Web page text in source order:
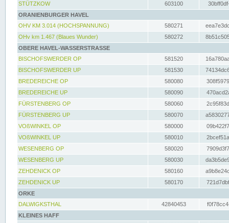
STÜTZKOW
603100
ORANIENBURGER HAVEL
OHV KM 3.014 (HOCHSPANNUNG)
580271
OHv km 1.467 (Blaues Wunder)
580272
OBERE HAVEL-WASSERSTRASSE
BISCHOFSWERDER OP
581520
BISCHOFSWERDER UP
581530
BREDEREICHE OP
580080
BREDEREICHE UP
580090
FÜRSTENBERG OP
580060
FÜRSTENBERG UP
580070
VOßWINKEL OP
580000
VOßWINKEL UP
580010
WESENBERG OP
580020
WESENBERG UP
580030
ZEHDENICK OP
580160
ZEHDENICK UP
580170
ORKE
DALWIGKSTHAL
42840453
KLEINES HAFF